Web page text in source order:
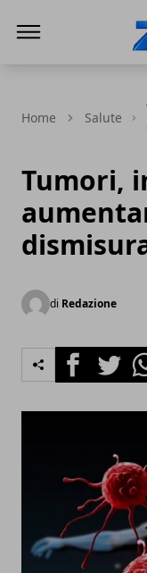
Home Salute
Tumori,
di Redazione
FacebookTwitter